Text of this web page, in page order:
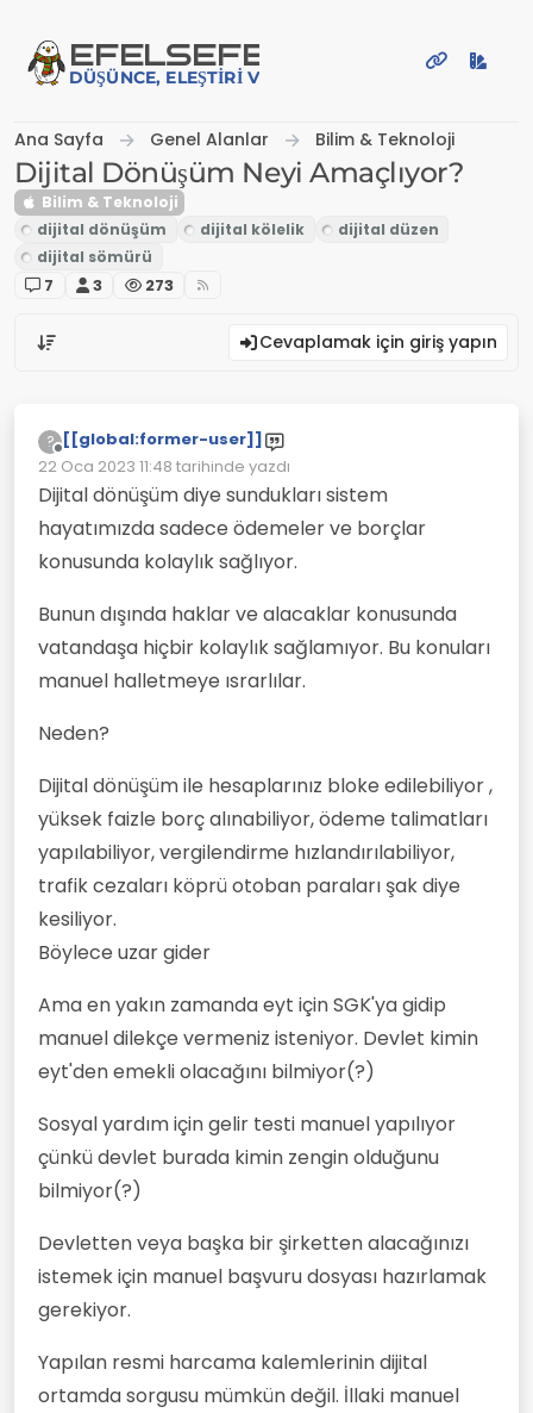
EFELSEFE
DÜŞÜNCE, ELEŞTIRI VE PAYLAŞIM PLATFORMU
Ana Sayfa Genel Alanlar Bilim & Teknoloji
Dijital Dönüşüm Neyi Amaçlıyor?
Bilim & Teknoloji
7 3 273
Cevaplamak için giriş yapın
?
Çevrimdışı
[[global:former-user]]
22 Oca 2023 11:48 tarihinde yazdı
Son düzenleyen:
Dijital dönüşüm diye sundukları sistem
hayatımızda sadece ödemeler ve borçlar
konusunda kolaylık sağlıyor.
Bunun dışında haklar ve alacaklar konusunda
vatandaşa hiçbir kolaylık sağlamıyor. Bu konuları
manuel halletmeye ısrarlılar.
Neden?
Dijital dönüşüm ile hesaplarınız bloke edilebiliyor ,
yüksek faizle borç alınabiliyor, ödeme talimatları
yapılabiliyor, vergilendirme hızlandırılabiliyor,
trafik cezaları köprü otoban paraları şak diye
kesiliyor.
Böylece uzar gider
Ama en yakın zamanda eyt için SGK'ya gidip
manuel dilekçe vermeniz isteniyor. Devlet kimin
eyt'den emekli olacağını bilmiyor(?)
Sosyal yardım için gelir testi manuel yapılıyor
çünkü devlet burada kimin zengin olduğunu
bilmiyor(?)
Devletten veya başka bir şirketten alacağınızı
istemek için manuel başvuru dosyası hazırlamak
gerekiyor.
Yapılan resmi harcama kalemlerinin dijital
ortamda sorgusu mümkün değil. İllaki manuel